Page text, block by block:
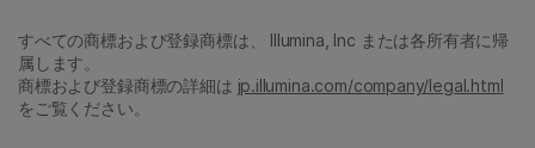
すべての商標および登録商標は、 Illumina, Inc または各所有者に帰
属します。
商標および登録商標の詳細は jp.illumina.com/company/legal.html
をご覧ください。